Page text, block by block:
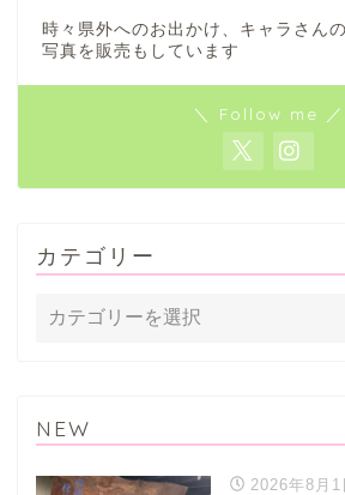
時々県外へのお出かけ、キャラさん
写真を販売もしています
＼ Follow me ／
カテゴリー
NEW
2026年8月1